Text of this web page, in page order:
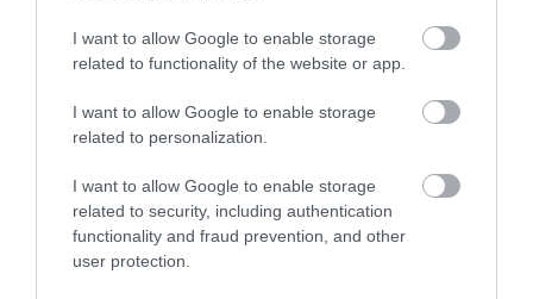
I want to allow Google to enable storage
related to functionality of the website or app.
I want to allow Google to enable storage
related to personalization.
I want to allow Google to enable storage
related to security, including authentication
functionality and fraud prevention, and other
user protection.